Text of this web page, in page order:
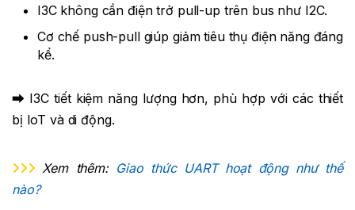
I3C không cần điện trở pull-up trên bus như I2C.
Cơ chế push-pull giúp giảm tiêu thụ điện năng đáng
kể.
⮕ I3C tiết kiệm năng lượng hơn, phù hợp với các thiết
bị IoT và di động.
Xem thêm: Giao thức UART hoạt động như thế
nào?